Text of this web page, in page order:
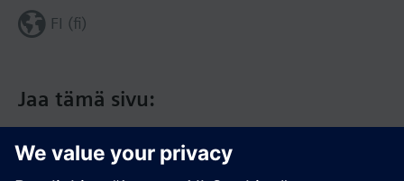
Jaa tämä sivu:
FI (fi)